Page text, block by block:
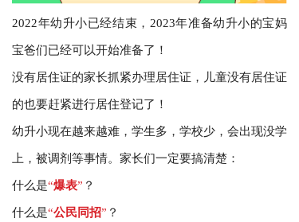
2022年幼升小已经结束，2023年准备幼升小的宝妈
宝爸们已经可以开始准备了！
没有居住证的家长抓紧办理居住证，儿童没有居住证
的也要赶紧进行居住登记了！
幼升小现在越来越难，学生多，学校少，会出现没学
上，被调剂等事情。家长们一定要搞清楚：
什么是“爆表” ？
什么是“公民同招” ？